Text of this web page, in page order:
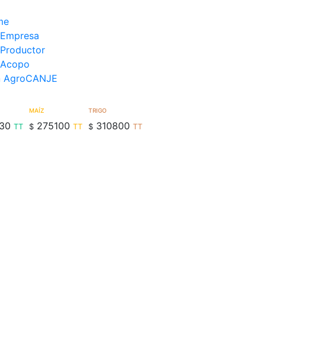
TT
MAÍZ
$ 275100 TT
TRIGO
$ 310800 TT